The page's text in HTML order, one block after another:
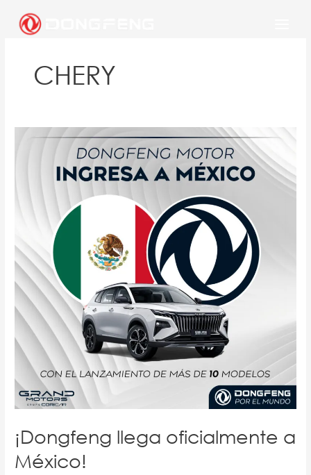
contenido
CHERY
¡Dongfeng llega oficialmente a
México!
¡Dongfeng
oficialmente
México!